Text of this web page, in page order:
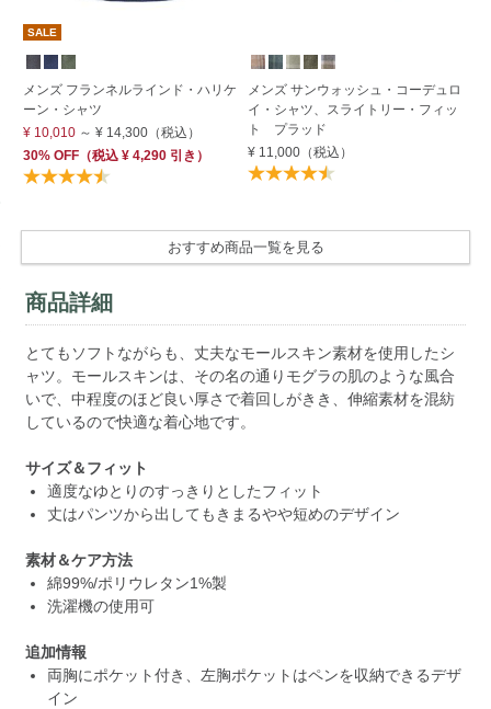
SALE
メンズ フランネルラインド・ハリケ
ーン・シャツ
¥ 10,010～ ¥ 14,300（税込）
30% OFF（税込 ¥ 4,290引き）
メンズ サンウォッシュ・コーデュロ
イ・シャツ、スライトリー・フィッ
ト プラッド
¥ 11,000 （税込）
おすすめ商品一覧を見る
商品詳細
とてもソフトながらも、丈夫なモールスキン素材を使用したシ
ャツ。モールスキンは、その名の通りモグラの肌のような風合
いで、中程度のほど良い厚さで着回しがきき、伸縮素材を混紡
しているので快適な着心地です。
サイズ＆フィット
適度なゆとりのすっきりとしたフィット
丈はパンツから出してもきまるやや短めのデザイン
素材＆ケア方法
綿99%/ポリウレタン1%製
洗濯機の使用可
追加情報
両胸にポケット付き、左胸ポケットはペンを収納できるデザ
イン